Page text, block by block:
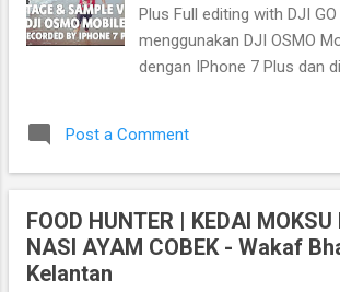
termasuklah : - Jeli Kelapa -
Ketupat Sotong - Kerabu
Lokan bakar - Etok salai -
setiap hari Sabtu s...
Plus Full editing with DJI
menggunakan DJI OSMO
dengan IPhone 7 Plus dan
stabilizer untuk
lagi kah DJI OSMO Mobile
gimbal yang terbaik pada
Release Date ialah pada
Post a Comment
FOOD HUNTER | KEDAI MOKSU
NASI AYAM COBEK - Wakaf
Kelantan